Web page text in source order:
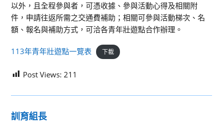
以外，且全程參與者，可憑收據、參與活動心得及相關附
件，申請往返所需之交通費補助；相關可參與活動梯次、名
額、報名與補助方式，可洽各青年壯遊點合作辦理。
113年青年壯遊點一覽表 下載
Post Views: 211
訓育組長